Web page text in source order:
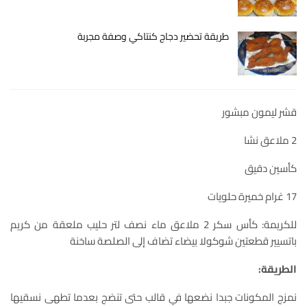
طريقة تحضير دجاج كنتاكي وصفة مجربة
قشر ليمون مبشور
2 ملاعق نشا
كأسين دقيق
17 غرام خميرة حلويات
للكريمة: كأس سكر 2 ملاعق ماء نصف لتر حليب ملعقة من كريم
باتسيير قطعتين شوكولا بيضاء تضاف إلى الصلصة ساخنة
الطريقة:
نمزج المكونات جبدا نضعها في قالب حتى تنضج بعدما تطهى نسقيها